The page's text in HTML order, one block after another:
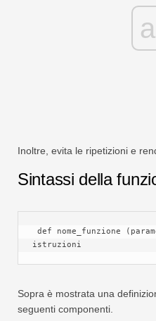
Inoltre, evita le ripetizioni e
Sintassi della
istruzioni
Sopra è mostrata una
seguenti componenti.